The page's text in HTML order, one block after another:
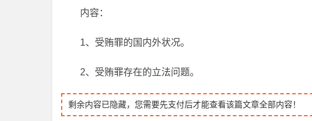
内容：
1、受贿罪的国内外状况。
2、受贿罪存在的立法问题。
剩余内容已隐藏，您需要先支付后才能查看该篇文章全部内容！